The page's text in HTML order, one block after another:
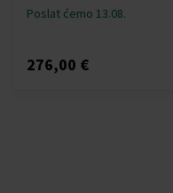
Poslat ćemo 13.08.
276,00 €